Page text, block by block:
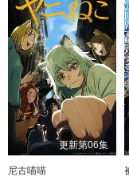
更新第06集
尼古喵喵